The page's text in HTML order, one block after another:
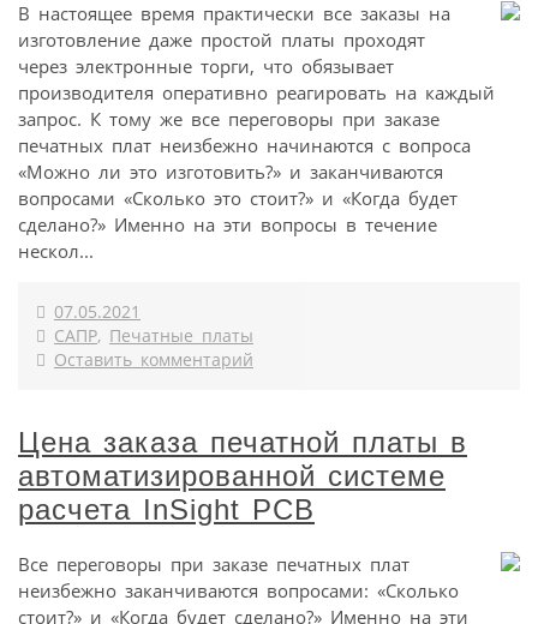
В настоящее время практически все заказы на
изготовление даже простой платы проходят
через электронные торги, что обязывает
производителя оперативно реагировать на каждый
запрос. К тому же все переговоры при заказе
печатных плат неизбежно начинаются с вопроса
«Можно ли это изготовить?» и заканчиваются
вопросами «Сколько это стоит?» и «Когда будет
сделано?» Именно на эти вопросы в течение
нескол...
07.05.2021
САПР, Печатные платы
Оставить комментарий
Цена заказа печатной платы в
автоматизированной системе
расчета InSight PCB
Все переговоры при заказе печатных плат
неизбежно заканчиваются вопросами: «Сколько
стоит?» и «Когда будет сделано?» Именно на эти